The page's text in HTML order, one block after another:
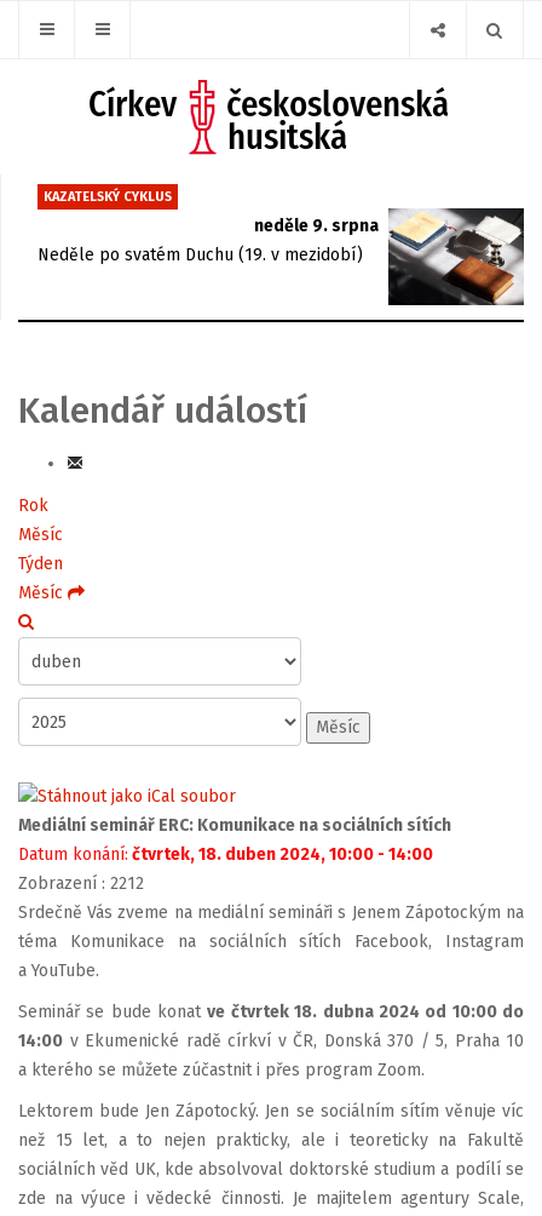
KAZATELSKÝ CYKLUS
neděle 9. srpna
Neděle po svatém Duchu (19. v mezidobí)
Kalendář událostí
Rok
Měsíc
Týden
Měsíc
Měsíc
Mediální seminář ERC: Komunikace na sociálních sítích
Datum konání: čtvrtek, 18. duben 2024, 10:00 - 14:00
Zobrazení : 2212
Srdečně Vás zveme na mediální semináři s Jenem Zápotockým na
téma Komunikace na sociálních sítích Facebook, Instagram
a YouTube.
Seminář se bude konatve čtvrtek 18. dubna 2024 od 10:00 do
14:00 v Ekumenické radě církví v ČR, Donská 370 / 5, Praha 10
a kterého se můžete zúčastnit i přes program Zoom.
Lektorem bude Jen Zápotocký. Jen se sociálním sítím věnuje víc
než 15 let, a to nejen prakticky, ale i teoreticky na Fakultě
sociálních věd UK, kde absolvoval doktorské studium a podílí se
zde na výuce i vědecké činnosti. Je majitelem agentury Scale,